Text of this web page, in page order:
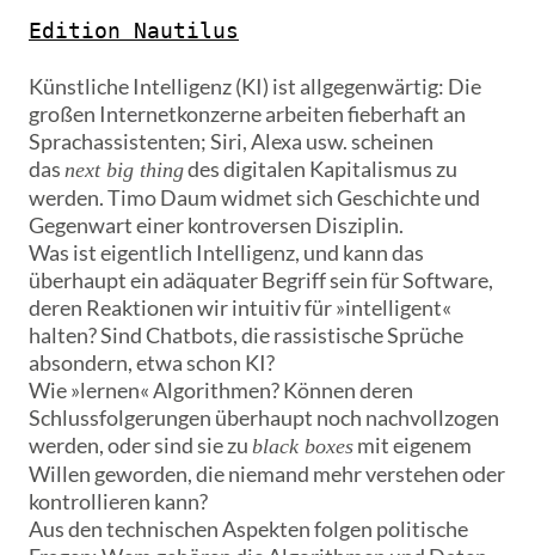
Edition Nautilus
Künstliche Intelligenz (KI) ist allgegenwärtig: Die
großen Internetkonzerne arbeiten fieberhaft an
Sprachassistenten; Siri, Alexa usw. scheinen
das next big thingdes digitalen Kapitalismus zu
werden. Timo Daum widmet sich Geschichte und
Gegenwart einer kontroversen Disziplin.
Was ist eigentlich Intelligenz, und kann das
überhaupt ein adäquater Begriff sein für Software,
deren Reaktionen wir intuitiv für »intelligent«
halten? Sind Chatbots, die rassistische Sprüche
absondern, etwa schon KI?
Wie »lernen« Algorithmen? Können deren
Schlussfolgerungen überhaupt noch nachvollzogen
werden, oder sind sie zu black boxesmit eigenem
Willen geworden, die niemand mehr verstehen oder
kontrollieren kann?
Aus den technischen Aspekten folgen politische